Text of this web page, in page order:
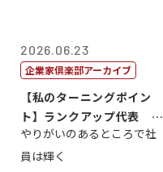
2026.06.23
企業家倶楽部アーカイブ
【私のターニングポイン
ト】ランクアップ代表 岩
崎裕美子
やりがいのあるところで社
員は輝く